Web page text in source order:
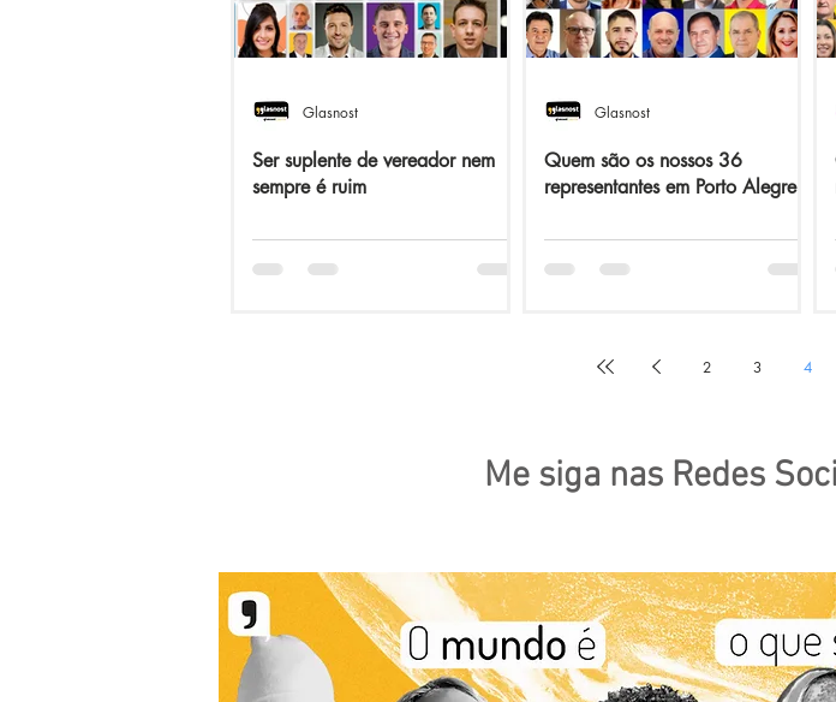
Ser suplente de vereador nem
sempre é ruim
Glasnost
Quem são os nossos 36
representantes em Porto Alegre?
Glasnost
2 3 4
Me siga nas Redes